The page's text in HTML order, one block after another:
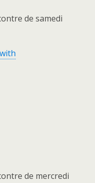
de samedi
de mercredi